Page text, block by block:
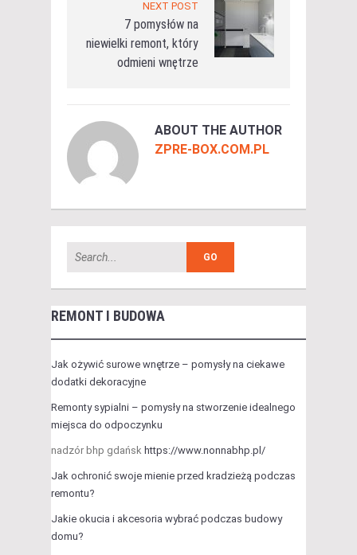
NEXT POST
7 pomysłów na
niewielki remont, który
odmieni wnętrze
ABOUT THE AUTHOR
ZPRE-BOX.COM.PL
REMONT I BUDOWA
Jak ożywić surowe wnętrze – pomysły na ciekawe
dodatki dekoracyjne
Remonty sypialni – pomysły na stworzenie idealnego
miejsca do odpoczynku
nadzór bhp gdańsk https://www.nonnabhp.pl/
Jak ochronić swoje mienie przed kradzieżą podczas
remontu?
Jakie okucia i akcesoria wybrać podczas budowy
domu?